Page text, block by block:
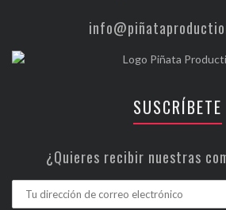
SUSCRÍBETE
¿Quieres recibir nuestras